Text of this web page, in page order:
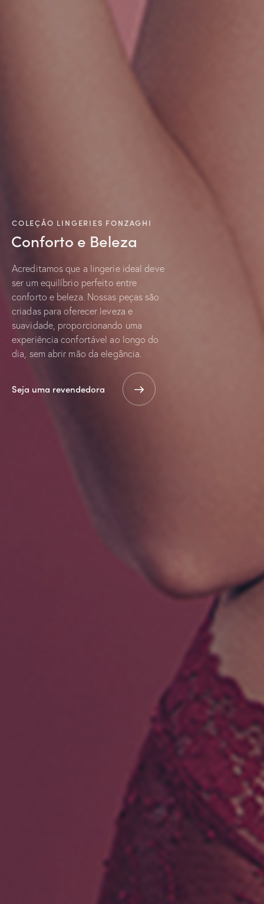
COLEÇÃO LINGERIES FONZAGHI
Conforto e Beleza
Acreditamos que a lingerie ideal deve
ser um equilíbrio perfeito entre
conforto e beleza. Nossas peças são
criadas para oferecer leveza e
suavidade, proporcionando uma
experiência confortável ao longo do
dia, sem abrir mão da elegância.
Seja uma revendedora